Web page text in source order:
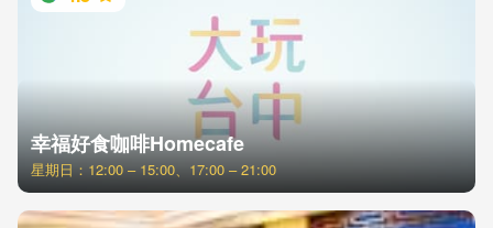
幸福好食咖啡Homecafe
星期日：12:00 – 15:00、17:00 – 21:00